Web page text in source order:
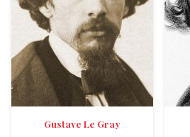
Gustave Le Gray